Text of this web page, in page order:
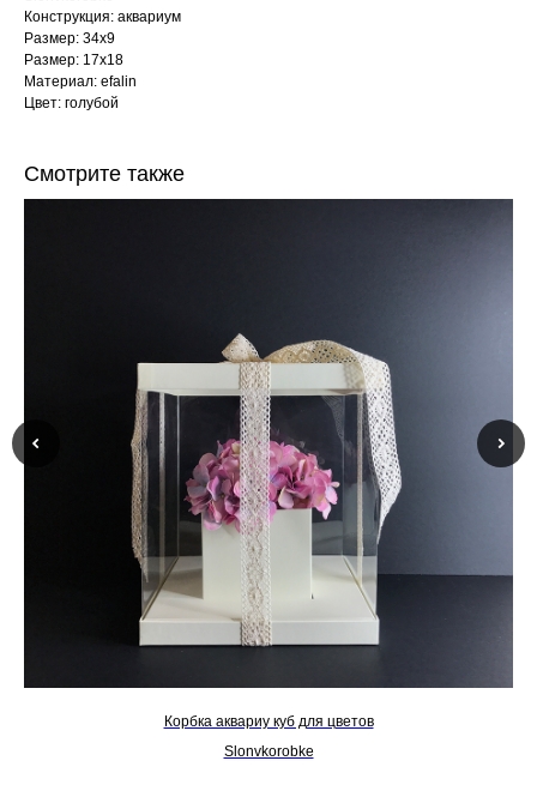
Конструкция: аквариум
Размер: 34х9
Размер: 17х18
Материал: efalin
Цвет: голубой
Смотрите также
Корбка аквариу куб для цветов
Slonvkorobke